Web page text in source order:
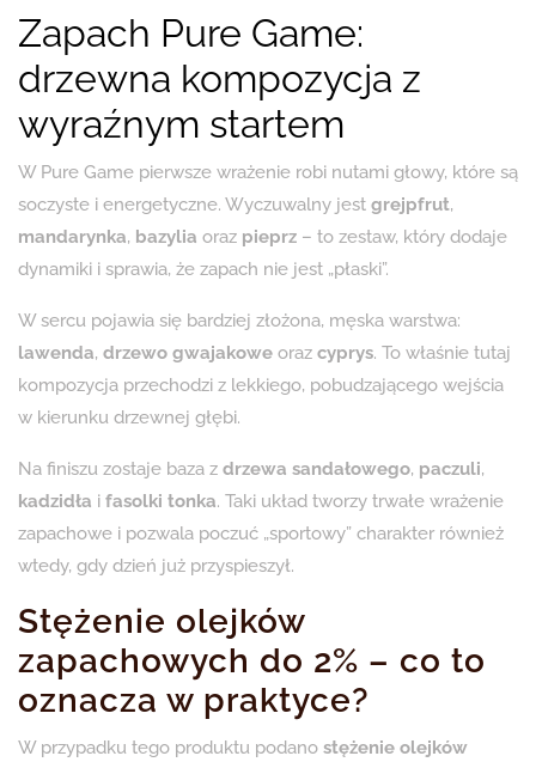
Zapach Pure Game:
drzewna kompozycja z
wyraźnym startem
W Pure Game pierwsze wrażenie robi nutami głowy, które są
soczyste i energetyczne. Wyczuwalny jest grejpfrut,
mandarynka, bazylia oraz pieprz – to zestaw, który dodaje
dynamiki i sprawia, że zapach nie jest „płaski”.
W sercu pojawia się bardziej złożona, męska warstwa:
lawenda, drzewo gwajakowe oraz cyprys. To właśnie tutaj
kompozycja przechodzi z lekkiego, pobudzającego wejścia
w kierunku drzewnej głębi.
Na finiszu zostaje baza z drzewa sandałowego, paczuli,
kadzidła i fasolki tonka. Taki układ tworzy trwałe wrażenie
zapachowe i pozwala poczuć „sportowy” charakter również
wtedy, gdy dzień już przyspieszył.
Stężenie olejków
zapachowych do 2% – co to
oznacza w praktyce?
W przypadku tego produktu podano stężenie olejków